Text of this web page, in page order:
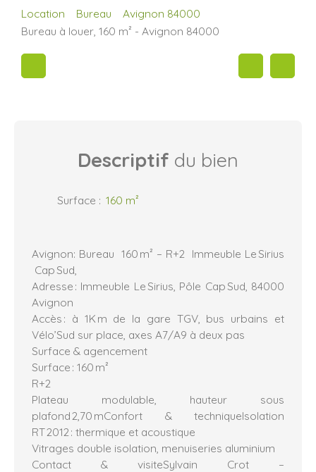
Location Bureau
Avignon 84000
Bureau à louer, 160 m² - Avignon 84000
Descriptif du bien
Surface : 160 m²
Avignon: Bureau 160 m² – R+2 Immeuble Le Sirius
Cap Sud,
Adresse : Immeuble Le Sirius, Pôle Cap Sud, 84000
Avignon
Accès : à 1K m de la gare TGV, bus urbains et
Vélo’Sud sur place, axes A7/A9 à deux pas
Surface & agencement
Surface : 160 m²
R+2
Plateau modulable, hauteur sous
plafond 2,70 mConfort & techniqueIsolation
RT 2012 : thermique et acoustique
Vitrages double isolation, menuiseries aluminium
Contact & visiteSylvain Crot –